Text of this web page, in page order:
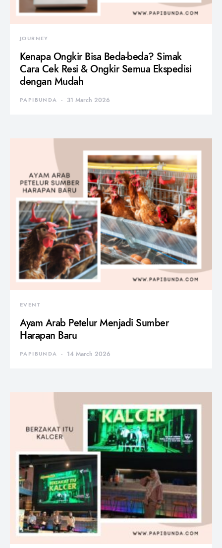
JOURNEY
Kenapa Ongkir Bisa Beda-beda? Simak
Cara Cek Resi & Ongkir Semua Ekspedisi
dengan Mudah
PAPIBUNDA 31 March 2026
EVENT
Ayam Arab Petelur Menjadi Sumber
Harapan Baru
PAPIBUNDA 14 March 2026